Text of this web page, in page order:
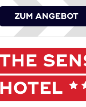
ZUM ANGEBOT
HOTEL